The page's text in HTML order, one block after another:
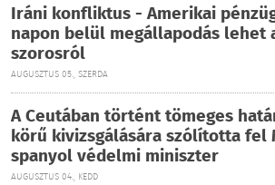
Iráni konfliktus - Amerikai
napon belül megállapodás lehet
szorosról
AUGUSZTUS 05., SZERDA
A Ceutában történt tömeges
körű kivizsgálására szólította fel
spanyol védelmi miniszter
AUGUSZTUS 04., KEDD